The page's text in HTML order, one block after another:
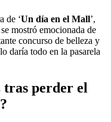
de ‘Un día en el Mall’,
mostró emocionada de
concurso de belleza y
daría todo en la pasarela
perder el